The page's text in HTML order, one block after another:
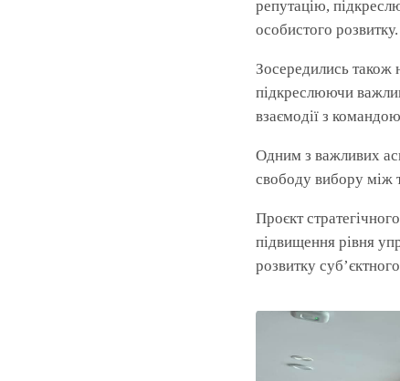
репутацію,
особистого розвитку.
Зосередились також
підкреслюючи
взаємодії з
Одним з важливих
свободу вибору між
Проєкт
підвищення рівня
розвитку